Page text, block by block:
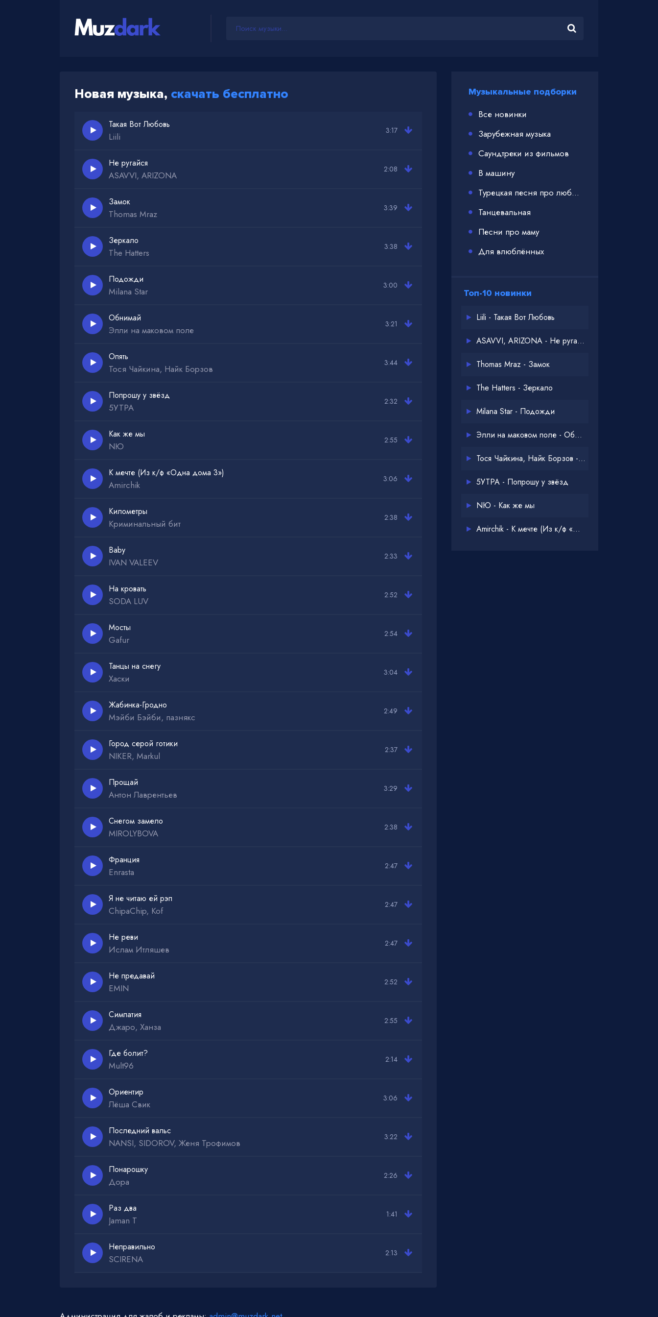
Новая музыка, скачать бесплатно
Такая Вот Любовь
Liili
3:17
Не ругайся
ASAVVI, ARIZONA
2:08
Замок
Thomas Mraz
3:39
Зеркало
The Hatters
3:38
Подожди
Milana Star
3:00
Обнимай
Элли на маковом поле
3:21
Опять
Тося Чайкина, Найк Борзов
3:44
Попрошу у звёзд
5УТРА
2:32
Как же мы
NЮ
2:55
К мечте (Из к/ф «Одна дома 3»)
Amirchik
3:06
Километры
Криминальный бит
2:38
Baby
IVAN VALEEV
2:33
На кровать
SODA LUV
2:52
Мосты
Gafur
2:54
Танцы на снегу
Хаски
3:04
Жабинка-Гродно
Мэйби Бэйби, пазнякс
2:49
Город серой готики
NIKER, Markul
2:37
Прощай
Антон Лаврентьев
3:29
Снегом замело
MIROLYBOVA
2:38
Франция
Enrasta
2:47
Я не читаю ей рэп
ChipaChip, Kof
2:47
Не реви
Ислам Итляшев
2:47
Не предавай
EMIN
2:52
Симпатия
Джаро, Ханза
2:55
Где болит?
Mult96
2:14
Ориентир
Лёша Свик
3:06
Последний вальс
NANSI, SIDOROV, Женя Трофимов
3:22
Понарошку
Дора
2:26
Раз два
Jaman T
1:41
Неправильно
SCIRENA
2:13
Музыкальные подборки
Все новинки
Зарубежная музыка
Саундтреки из фильмов
В машину
Турецкая песня про любовь
Танцевальная
Песни про маму
Для влюблённых
Топ-10 новинки
Liili - Такая Вот Любовь
ASAVVI, ARIZONA - Не ругайся
Thomas Mraz - Замок
The Hatters - Зеркало
Milana Star - Подожди
Элли на маковом поле - Обнимай
Тося Чайкина, Найк Борзов - Опять
5УТРА - Попрошу у звёзд
NЮ - Как же мы
Amirchik - К мечте (Из к/ф «Одна дома 3»)